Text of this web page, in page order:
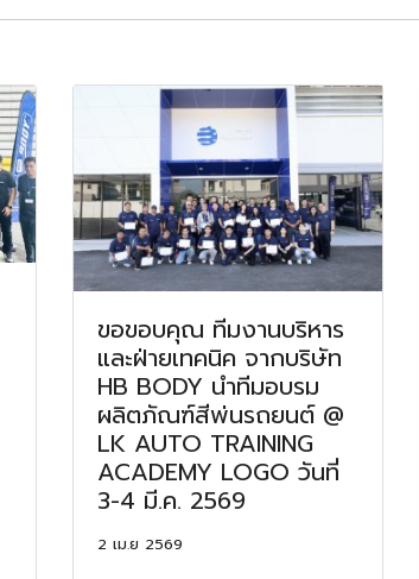
ขอขอบคุณ ทีมงานบริหาร
และฝ่ายเทคนิค จากบริษัท
HB BODY นำทีมอบรม
ผลิตภัณฑ์สีพ่นรถยนต์ @
LK AUTO TRAINING
ACADEMY LOGO วันที่
3-4 มี.ค. 2569
2 เม.ย 2569